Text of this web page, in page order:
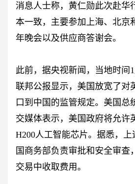
消息人士称，黄仁勋此次赴华
本一致，主要参加上海、北京
年晚会以及供应商答谢会。
此前，据央视新闻，当地时间
联邦公报显示，美国放宽了对
口到中国的监管规定。美国总
交媒体表示，美国政府将允许
H200人工智能芯片。据悉，
国商务部负责审批和安全审查
交易中收取费用。